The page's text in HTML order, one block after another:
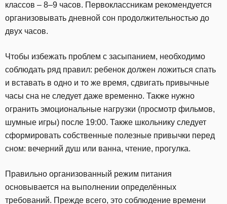
классов – 8–9 часов. Первоклассникам рекомендуется
организовывать дневной сон продолжительностью до
двух часов.
Чтобы избежать проблем с засыпанием, необходимо
соблюдать ряд правил: ребенок должен ложиться спать
и вставать в одно и то же время, сдвигать привычные
часы сна не следует даже временно. Также нужно
огранить эмоциональные нагрузки (просмотр фильмов,
шумные игры) после 19:00. Также школьнику следует
сформировать собственные полезные привычки перед
сном: вечерний душ или ванна, чтение, прогулка.
Правильно организованный режим питания
основывается на выполнении определённых
требований. Прежде всего, это соблюдение времени